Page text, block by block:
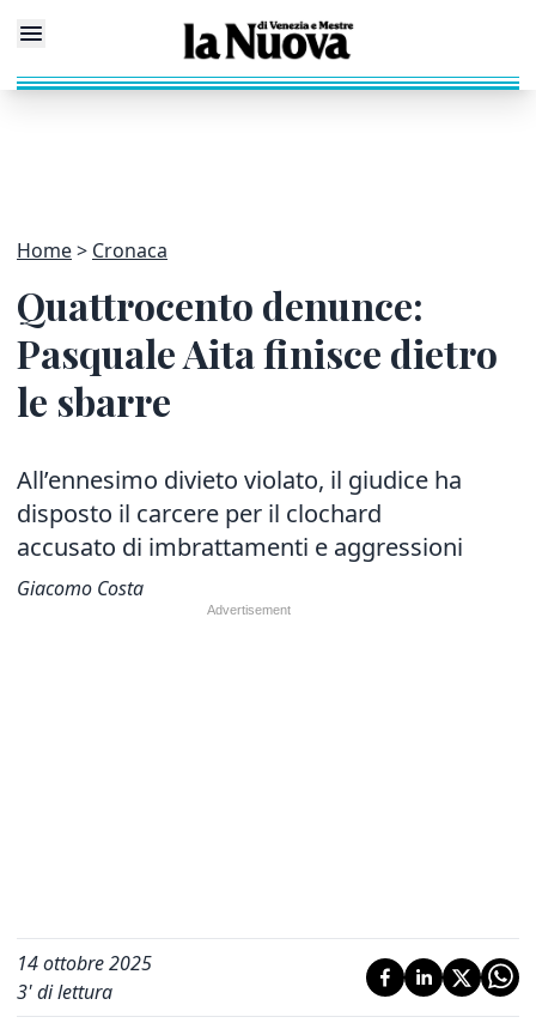
Home Cronaca
Quattrocento denunce:
Pasquale Aita finisce dietro
le sbarre
All’ennesimo divieto violato, il giudice ha
disposto il carcere per il clochard
accusato di imbrattamenti e aggressioni
Giacomo Costa
14 ottobre 2025
3' di lettura